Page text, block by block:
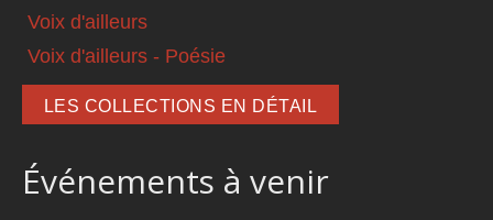
Voix d'ailleurs
Voix d'ailleurs - Poésie
LES COLLECTIONS EN DÉTAIL
Événements à venir